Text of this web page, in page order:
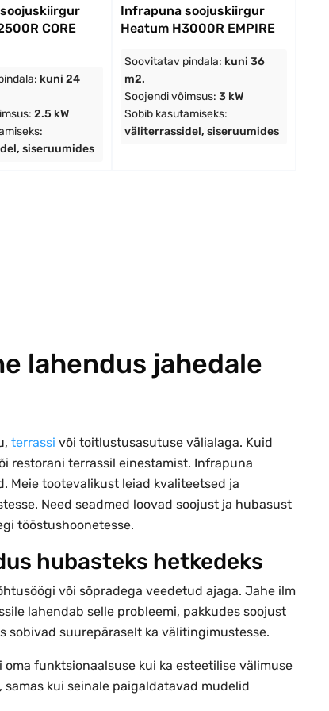
CORE
kuni 24
2.5 kW
siseruumides
Infrapuna soojuskiirgur
Heatum H3000R EMPIRE
Soovitatav pindala: kuni 36
m2.
Soojendi võimsus: 3 kW
Sobib kasutamiseks:
väliterrassidel, siseruumides
lahendus jahedale
terrassi või toitlustusasutuse välialaga. Kuid
restorani terrassil einestamist. Infrapuna
Meie tootevalikust leiad kvaliteetsed ja
Need seadmed loovad soojust ja hubasust
tööstushoonetesse.
hubasteks hetkedeks
või sõpradega veedetud ajaga. Jahe ilm
lahendab selle probleemi, pakkudes soojust
sobivad suurepäraselt ka välitingimustesse.
oma funktsionaalsuse kui ka esteetilise välimuse
kui seinale paigaldatavad mudelid